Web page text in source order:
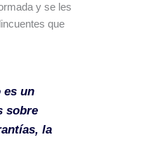
y se les
que
es un
sobre
la